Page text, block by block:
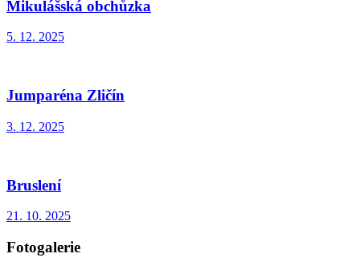
Mikulášská obchůzka
5. 12. 2025
Jumparéna Zličín
3. 12. 2025
Bruslení
21. 10. 2025
Fotogalerie